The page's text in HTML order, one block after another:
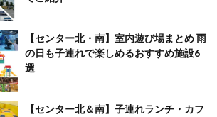
【センター北・南】室内遊び場まとめ 雨
の日も子連れで楽しめるおすすめ施設6
選
【センター北＆南】子連れランチ・カフ